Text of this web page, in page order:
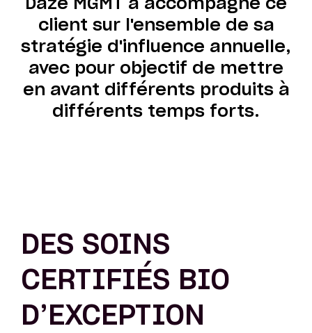
client sur l'ensemble de sa
stratégie d'influence annuelle,
avec pour objectif de mettre
en avant différents produits à
différents temps forts.
DES SOINS
CERTIFIÉS BIO
D’EXCEPTION